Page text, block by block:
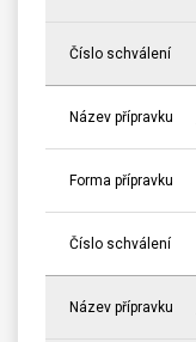
Číslo schválení
Název přípravku
Forma přípravku
Číslo schválení
Název přípravku